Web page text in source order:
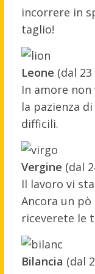
incorrere in
taglio!
Leone (dal
In amore
la pazienza
difficili.
Vergine (dal
Il lavoro vi
Ancora un
riceverete le
Bilancia (dal